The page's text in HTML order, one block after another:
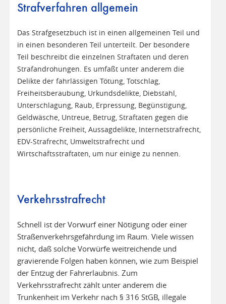
Strafverfahren allgemein
Das Strafgesetzbuch ist in einen allgemeinen Teil und
in einen besonderen Teil unterteilt. Der besondere
Teil beschreibt die einzelnen Straftaten und deren
Strafandrohungen. Es umfaßt unter anderem die
Delikte der fahrlässigen Tötung, Totschlag,
Freiheitsberaubung, Urkundsdelikte, Diebstahl,
Unterschlagung, Raub, Erpressung, Begünstigung,
Geldwäsche, Untreue, Betrug, Straftaten gegen die
persönliche Freiheit, Aussagdelikte, Internetstrafrecht,
EDV-Strafrecht, Umweltstrafrecht und
Wirtschaftsstraftaten, um nur einige zu nennen.
Verkehrsstrafrecht
Schnell ist der Vorwurf einer Nötigung oder einer
Straßenverkehrsgefährdung im Raum. Viele wissen
nicht, daß solche Vorwürfe weitreichende und
gravierende Folgen haben können, wie zum Beispiel
der Entzug der Fahrerlaubnis. Zum
Verkehrsstrafrecht zählt unter anderem die
Trunkenheit im Verkehr nach § 316 StGB, illegale